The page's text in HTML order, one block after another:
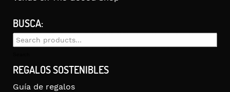
BUSCA:
Search
REGALOS SOSTENIBLES
Guía de regalos